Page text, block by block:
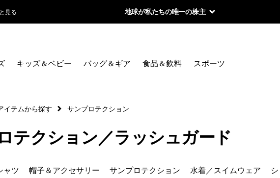
見る 地球が私たちの唯一の株主
キッズ＆ベビー バッグ＆ギア 食品＆飲料 スポーツ
水着／スイムウェア
ショーツ／ショートパンツ
イテムから探す サンプロテクション
テクション／ラッシュガード
ャツ 帽子＆アクセサリー サンプロテクション 水着／スイムウェア